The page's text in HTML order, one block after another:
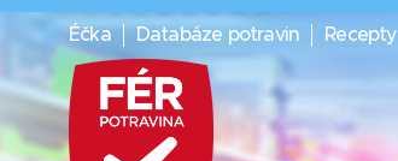
Éčka Databáze potravin Recepty